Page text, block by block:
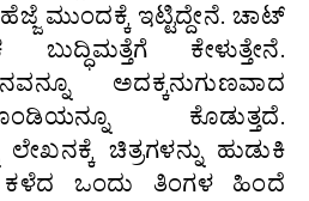
ಮುಂದಕ್ಕೆ ಇಟ್ಟಿದ್ದೇನೆ. ಚಾಟ್‌
ಕೇಳುತ್ತೇನೆ.
ಅದಕ್ಕನುಗುಣವಾದ
ಕೊಡುತ್ತದೆ.
ಲೇಖನಕ್ಕೆ ಚಿತ್ರಗಳನ್ನು ಹುಡುಕಿ
ಕಳೆದ ಒಂದು ತಿಂಗಳ ಹಿಂದೆ